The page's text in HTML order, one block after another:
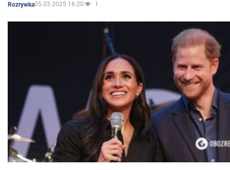
Rozrywka05.03.2025 16:20 1